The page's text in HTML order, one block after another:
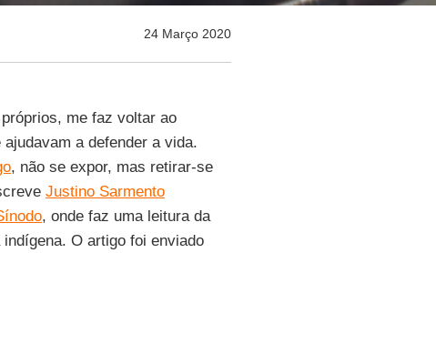
24 Março 2020
me faz voltar ao
a defender a vida.
, não se expor, mas retirar-se
Justino Sarmento
, onde faz uma leitura da
O artigo foi enviado